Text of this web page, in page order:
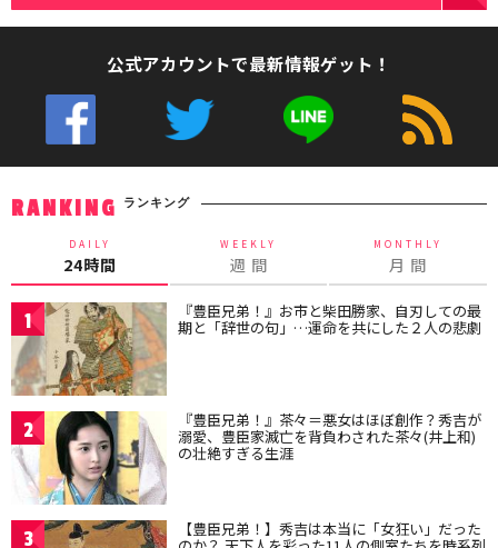
公式アカウントで最新情報ゲット！
RANKING ランキング
DAILY
24時間
WEEKLY
週 間
MONTHLY
月 間
1 『豊臣兄弟！』お市と柴田勝家、自刃しての最
期と「辞世の句」…運命を共にした２人の悲劇
2 『豊臣兄弟！』茶々＝悪女はほぼ創作？秀吉が
溺愛、豊臣家滅亡を背負わされた茶々(井上和)
の壮絶すぎる生涯
3 【豊臣兄弟！】秀吉は本当に「女狂い」だった